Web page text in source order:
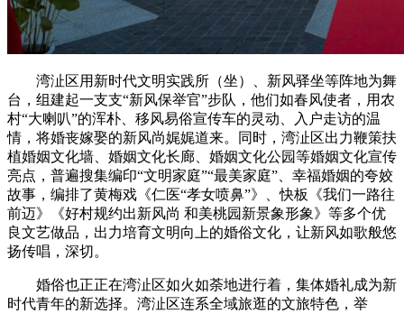
湾沚区用新时代文明实践所（坐）、新风驿坐等阵地为舞
台，组建起一支支“新风保举官”步队，他们如春风使者，用农
村“大喇叭”的浑朴、移风易俗宣传车的灵动、入户走访的温
情，将婚丧嫁娶的新风尚娓娓道来。同时，湾沚区出力鞭策扶
植婚姻文化墙、婚姻文化长廊、婚姻文化公园等婚姻文化宣传
亮点，普遍搜集编印“文明家庭”“最美家庭”、幸福婚姻的夸姣
故事，编排了黄梅戏《仁医“孝女喷鼻”》、快板《我们一路往
前迈》《好村规约出新风尚 和美桃园新景象形象》等多个优
良文艺做品，出力培育文明向上的婚俗文化，让新风如歌般悠
扬传唱，深切。
婚俗也正正在湾沚区如火如荼地进行着，集体婚礼成为新
时代青年的新选择。湾沚区连系全域旅逛的文旅特色，举